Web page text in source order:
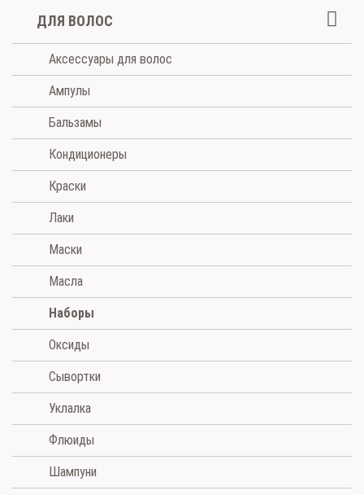
ДЛЯ ВОЛОС
Аксессуары для волос
Ампулы
Бальзамы
Кондиционеры
Краски
Лаки
Маски
Масла
Наборы
Оксиды
Сывортки
Уклалка
Флюиды
Шампуни